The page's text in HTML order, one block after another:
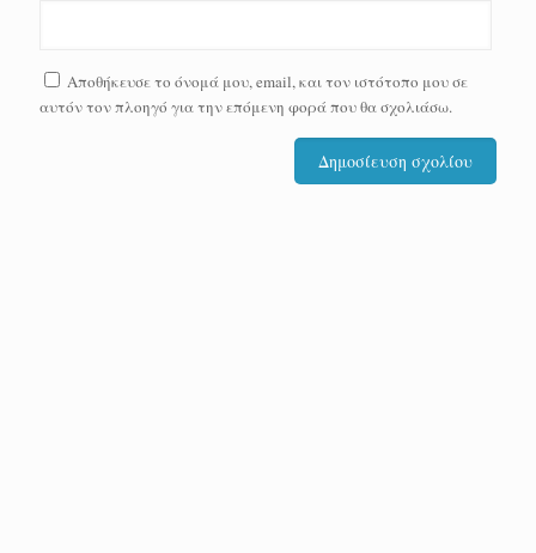
Αποθήκευσε το όνομά μου, email, και τον ιστότοπο μου σε
αυτόν τον πλοηγό για την επόμενη φορά που θα σχολιάσω.